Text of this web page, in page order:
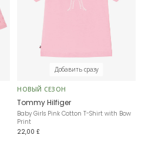
Добавить сразу
НОВЫЙ СЕЗОН
Tommy Hilfiger
Baby Girls Pink Cotton T-Shirt with Bow
Print
22,00 £